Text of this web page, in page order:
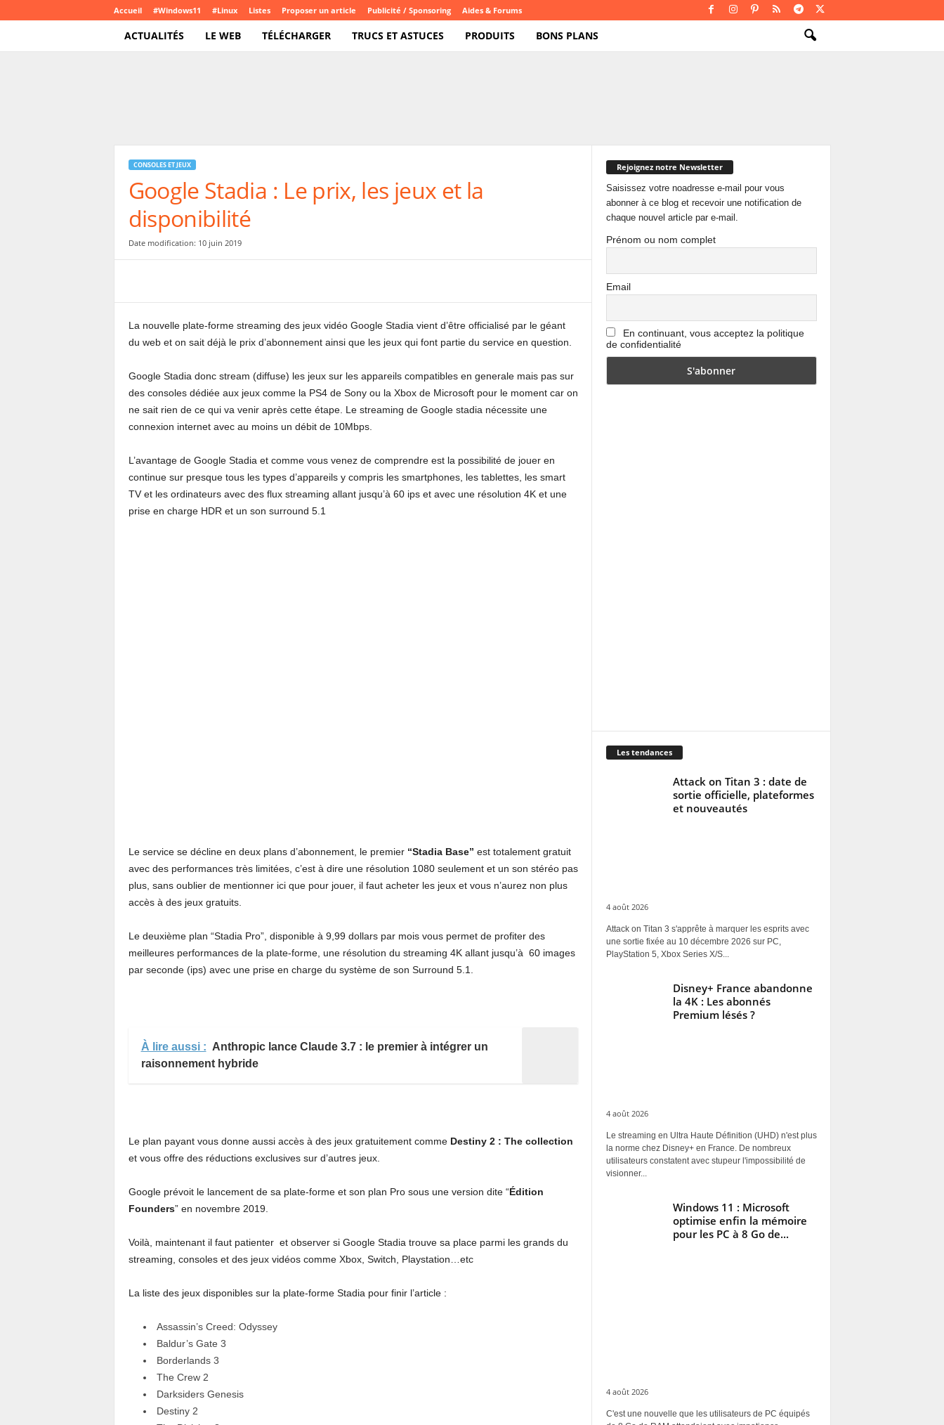
Accueil #Windows11 #Linux Listes Proposer un article Publicité / Sponsoring Aides & Forums
ACTUALITÉS LE WEB TÉLÉCHARGER TRUCS ET ASTUCES PRODUITS BONS PLANS
CONSOLES ET JEUX
Google Stadia : Le prix, les jeux et la
disponibilité
Date modification: 10 juin 2019
La nouvelle plate-forme streaming des jeux vidéo Google Stadia vient d’être officialisé par le géant
du web et on sait déjà le prix d’abonnement ainsi que les jeux qui font partie du service en question.
Google Stadia donc stream (diffuse) les jeux sur les appareils compatibles en generale mais pas sur
des consoles dédiée aux jeux comme la PS4 de Sony ou la Xbox de Microsoft pour le moment car on
ne sait rien de ce qui va venir après cette étape. Le streaming de Google stadia nécessite une
connexion internet avec au moins un débit de 10Mbps.
L’avantage de Google Stadia et comme vous venez de comprendre est la possibilité de jouer en
continue sur presque tous les types d’appareils y compris les smartphones, les tablettes, les smart
TV et les ordinateurs avec des flux streaming allant jusqu’à 60 ips et avec une résolution 4K et une
prise en charge HDR et un son surround 5.1
Le service se décline en deux plans d’abonnement, le premier “Stadia Base” est totalement gratuit
avec des performances très limitées, c’est à dire une résolution 1080 seulement et un son stéréo pas
plus, sans oublier de mentionner ici que pour jouer, il faut acheter les jeux et vous n’aurez non plus
accès à des jeux gratuits.
Le deuxième plan “Stadia Pro”, disponible à 9,99 dollars par mois vous permet de profiter des
meilleures performances de la plate-forme, une résolution du streaming 4K allant jusqu’à 60 images
par seconde (ips) avec une prise en charge du système de son Surround 5.1.
À lire aussi : Anthropic lance Claude 3.7 : le premier à intégrer un
raisonnement hybride
Le plan payant vous donne aussi accès à des jeux gratuitement comme Destiny 2 : The collection
et vous offre des réductions exclusives sur d’autres jeux.
Google prévoit le lancement de sa plate-forme et son plan Pro sous une version dite “Édition
Founders” en novembre 2019.
Voilà, maintenant il faut patienter et observer si Google Stadia trouve sa place parmi les grands du
streaming, consoles et des jeux vidéos comme Xbox, Switch, Playstation…etc
La liste des jeux disponibles sur la plate-forme Stadia pour finir l’article :
Assassin’s Creed: Odyssey
Baldur’s Gate 3
Borderlands 3
The Crew 2
Darksiders Genesis
Destiny 2
Rejoignez notre Newsletter
Saisissez votre noadresse e-mail pour vous
abonner à ce blog et recevoir une notification de
chaque nouvel article par e-mail.
Prénom ou nom complet
Email
En continuant, vous acceptez la politique
de confidentialité
Les tendances
Attack on Titan 3 : date de
sortie officielle, plateformes
et nouveautés
4 août 2026
Attack on Titan 3 s'apprête à marquer les esprits avec
une sortie fixée au 10 décembre 2026 sur PC,
PlayStation 5, Xbox Series X/S...
Disney+ France abandonne
la 4K : Les abonnés
Premium lésés ?
4 août 2026
Le streaming en Ultra Haute Définition (UHD) n'est plus
la norme chez Disney+ en France. De nombreux
utilisateurs constatent avec stupeur l'impossibilité de
visionner...
Windows 11 : Microsoft
optimise enfin la mémoire
pour les PC à 8 Go de...
4 août 2026
C'est une nouvelle que les utilisateurs de PC équipés